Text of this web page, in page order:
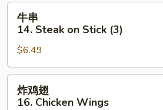
Spare
Rib
14.
Steak
on
Stick
(3)
牛串
14. Steak on Stick (3)
$6.49
炸鸡翅
16. Chicken Wings